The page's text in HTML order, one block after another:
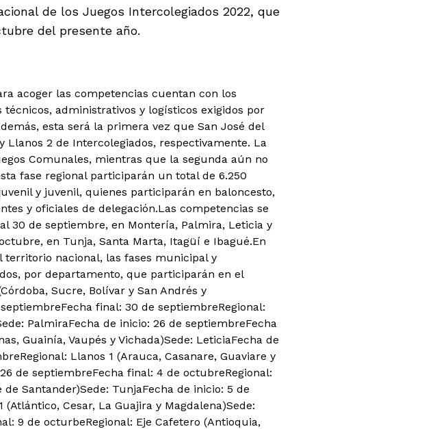
de los Juegos Intercolegiados 2022, que
del presente año.
acoger las competencias cuentan con los
administrativos y logísticos exigidos por
esta será la primera vez que San José del
Llanos 2 de Intercolegiados, respectivamente. La
Comunales, mientras que la segunda aún no
fase regional participarán un total de 6.250
y juvenil, quienes participarán en baloncesto,
y oficiales de delegación.Las competencias se
30 de septiembre, en Montería, Palmira, Leticia y
en Tunja, Santa Marta, Itagüí e Ibagué.En
territorio nacional, las fases municipal y
por departamento, que participarán en el
Sucre, Bolívar y San Andrés y
final: 30 de septiembreRegional:
PalmiraFecha de inicio: 26 de septiembreFecha
Guainía, Vaupés y Vichada)Sede: LeticiaFecha de
Llanos 1 (Arauca, Casanare, Guaviare y
de septiembreFecha final: 4 de octubreRegional:
Santander)Sede: TunjaFecha de inicio: 5 de
Cesar, La Guajira y Magdalena)Sede:
9 de octurbeRegional: Eje Cafetero (Antioquia,